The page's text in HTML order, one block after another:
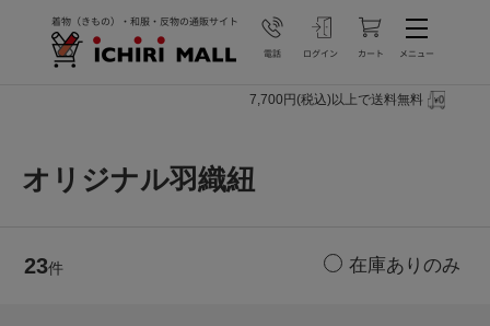
7,700円(税込)以上で送料無料
オリジナル羽織紐
23件